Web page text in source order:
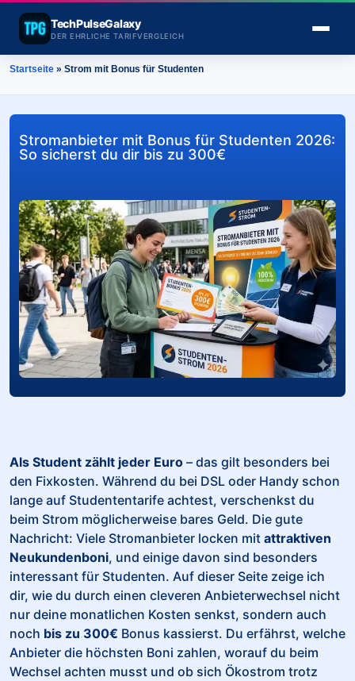
TechPulseGalaxy
DER EHRLICHE TARIFVERGLEICH
Startseite » Strom mit Bonus für Studenten
Stromanbieter mit Bonus für Studenten 2026:
So sicherst du dir bis zu 300€
Als Student zählt jeder Euro – das gilt besonders bei
den Fixkosten. Während du bei DSL oder Handy schon
lange auf Studententarife achtest, verschenkst du
beim Strom möglicherweise bares Geld. Die gute
Nachricht: Viele Stromanbieter locken mit attraktiven
Neukundenboni, und einige davon sind besonders
interessant für Studenten. Auf dieser Seite zeige ich
dir, wie du durch einen cleveren Anbieterwechsel nicht
nur deine monatlichen Kosten senkst, sondern auch
noch bis zu 300€ Bonus kassierst. Du erfährst, welche
Anbieter die höchsten Boni zahlen, worauf du beim
Wechsel achten musst und ob sich Ökostrom trotz